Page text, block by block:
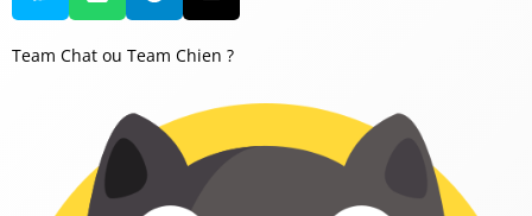
Team Chat ou Team Chien ?